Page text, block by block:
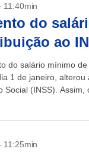
11:40min
do
ao
do salário mínimo
1 de janeiro,
Social (INSS). Assim,
11:25min